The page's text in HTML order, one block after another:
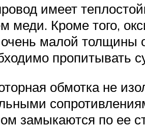
имеет
Кроме того,
малой толщины
пропитывать
обмотка не
замыкаются по ее